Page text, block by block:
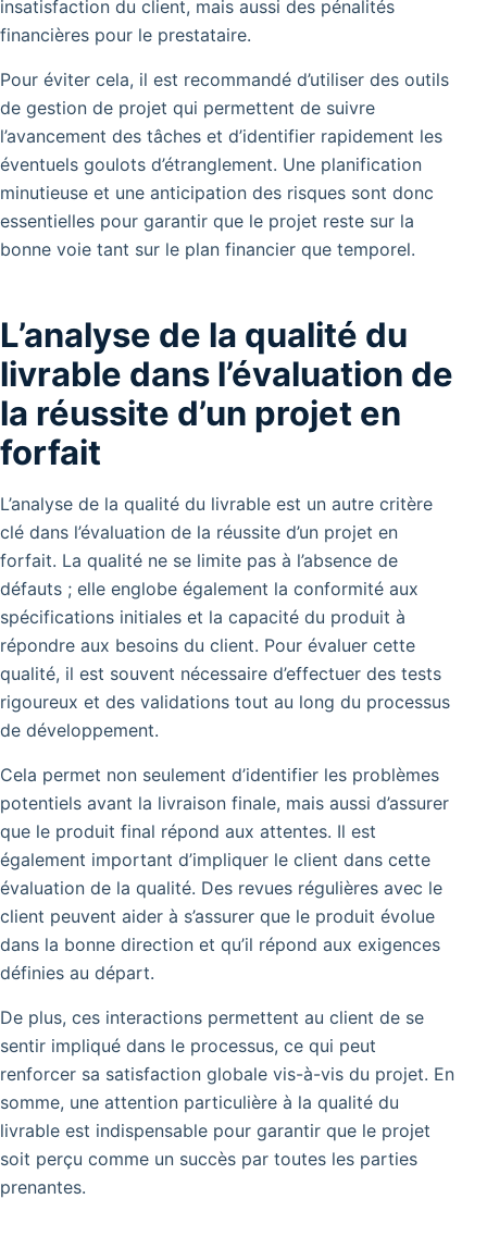
insatisfaction du client, mais aussi des pénalités
financières pour le prestataire.
Pour éviter cela, il est recommandé d’utiliser des outils
de gestion de projet qui permettent de suivre
l’avancement des tâches et d’identifier rapidement les
éventuels goulots d’étranglement. Une planification
minutieuse et une anticipation des risques sont donc
essentielles pour garantir que le projet reste sur la
bonne voie tant sur le plan financier que temporel.
L’analyse de la qualité du
livrable dans l’évaluation de
la réussite d’un projet en
forfait
L’analyse de la qualité du livrable est un autre critère
clé dans l’évaluation de la réussite d’un projet en
forfait. La qualité ne se limite pas à l’absence de
défauts ; elle englobe également la conformité aux
spécifications initiales et la capacité du produit à
répondre aux besoins du client. Pour évaluer cette
qualité, il est souvent nécessaire d’effectuer des tests
rigoureux et des validations tout au long du processus
de développement.
Cela permet non seulement d’identifier les problèmes
potentiels avant la livraison finale, mais aussi d’assurer
que le produit final répond aux attentes. Il est
également important d’impliquer le client dans cette
évaluation de la qualité. Des revues régulières avec le
client peuvent aider à s’assurer que le produit évolue
dans la bonne direction et qu’il répond aux exigences
définies au départ.
De plus, ces interactions permettent au client de se
sentir impliqué dans le processus, ce qui peut
renforcer sa satisfaction globale vis-à-vis du projet. En
somme, une attention particulière à la qualité du
livrable est indispensable pour garantir que le projet
soit perçu comme un succès par toutes les parties
prenantes.